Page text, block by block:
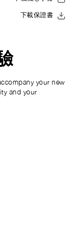
下載保證書
your new
and your